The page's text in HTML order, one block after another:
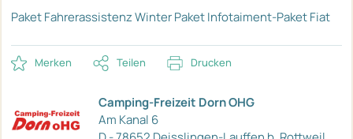
Paket FahrerassistenzWinter PaketInfotaiment-Paket Fiat
Merken Teilen Drucken
Camping-Freizeit Dorn OHG
Am Kanal 6